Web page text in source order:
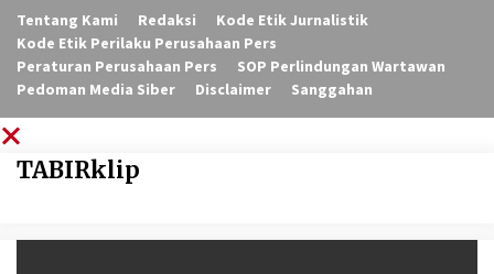
Tentang Kami Redaksi
Kode Etik Jurnalistik
Kode Etik Perilaku Perusahaan Pers
Peraturan Perusahaan Pers
SOP Perlindungan Wartawan
Pedoman Media Siber
Disclaimer Sanggahan
TABIRklip